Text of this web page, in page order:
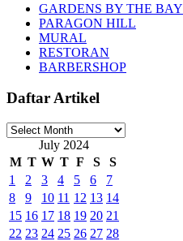
GARDENS BY THE BAY
PARAGON HILL
MURAL
RESTORAN
BARBERSHOP
Daftar Artikel
Daftar
ArtikelJuly 2024
M T W T F S
S
1
2 3 4 5 6
7
8
9 10 11 12 13 14
15 16 17 18 19 20 21
22 23 24 25 26 27 28